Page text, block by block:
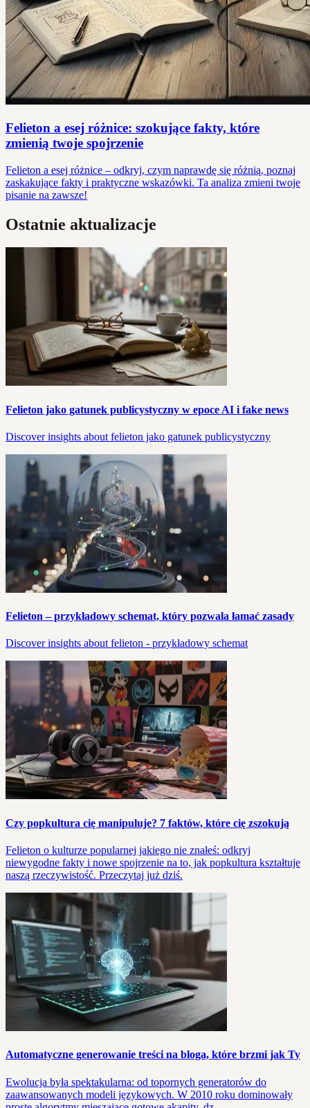
Felieton a esej różnice: szokujące fakty, które
zmienią twoje spojrzenie
Felieton a esej różnice – odkryj, czym naprawdę się różnią, poznaj
zaskakujące fakty i praktyczne wskazówki. Ta analiza zmieni twoje
pisanie na zawsze!
Ostatnie aktualizacje
Felieton jako gatunek publicystyczny w epoce AI i fake news
Discover insights about felieton jako gatunek publicystyczny
Felieton – przykładowy schemat, który pozwala łamać zasady
Discover insights about felieton - przykładowy schemat
Czy popkultura cię manipuluje? 7 faktów, które cię zszokują
Felieton o kulturze popularnej jakiego nie znałeś: odkryj
niewygodne fakty i nowe spojrzenie na to, jak popkultura kształtuje
naszą rzeczywistość. Przeczytaj już dziś.
Automatyczne generowanie treści na bloga, które brzmi jak Ty
Ewolucja była spektakularna: od topornych generatorów do
zaawansowanych modeli językowych. W 2010 roku dominowały